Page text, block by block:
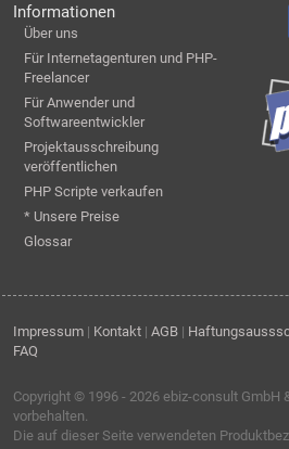
Informationen
Über uns
Für Internetagenturen und PHP-
Freelancer
Für Anwender und
Softwareentwickler
Projektausschreibung
veröffentlichen
PHP Scripte verkaufen
* Unsere Preise
Glossar
Impressum | Kontakt | AGB |
FAQ
Copyright © 1996 - 2026 ebiz-consult GmbH
vorbehalten.
Die auf dieser Seite verwendeten